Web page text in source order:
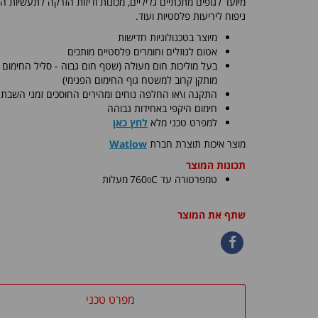
ניפוח ליריעות פלסטיות ועוד.
מיוצר בטכנולוגיות חדישות
אטום לנוזלים וחומרים פלסטיים מותכים
בעל מוליכות חום מעולה (שטף חום גבוה - סליל החימום
מותקן קרוב למשטח גוף החימום הפנימי)
התקנה ו\או החלפה נוחים ומהירים החוסכים זמני
חימום היקפי באחידות גבוהה
למפרט טכני מלא לחץ כאן
​מוצר איכות תוצרת חברת Watlow
תכונות המוצר
טמפרטורה עד C
7600 מעלות
שתף את המוצר
מפרט טכני